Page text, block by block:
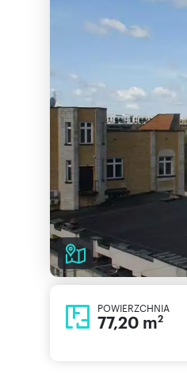
POWIERZCHNIA
77,20 m2